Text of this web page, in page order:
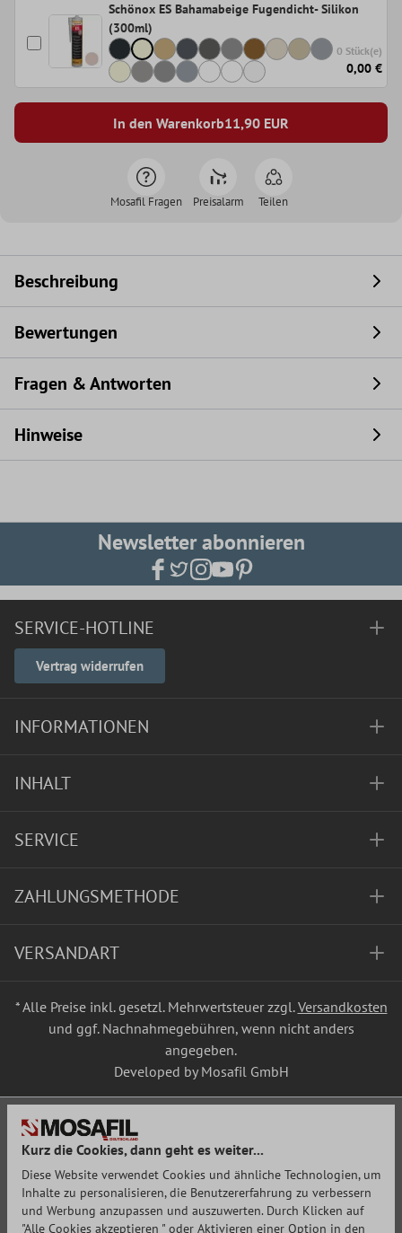
Schönox ES Bahamabeige Fugendicht- Silikon
(300ml)
0 Stück(e)
0,00 €
In den Warenkorb11,90 EUR
Mosafil Fragen Preisalarm Teilen
Beschreibung
Bewertungen
Fragen & Antworten
Hinweise
Newsletter abonnieren
SERVICE-HOTLINE
Vertrag widerrufen
INFORMATIONEN
INHALT
SERVICE
ZAHLUNGSMETHODE
VERSANDART
* Alle Preise inkl. gesetzl. Mehrwertsteuer zzgl.Versandkosten
und ggf. Nachnahmegebühren, wenn nicht anders
angegeben.
Developed by Mosafil GmbH
Kurz die Cookies, dann geht es weiter...
Diese Website verwendet Cookies und ähnliche Technologien, um
Inhalte zu personalisieren, die Benutzererfahrung zu verbessern
und Werbung anzupassen und auszuwerten. Durch Klicken auf
"Alle Cookies akzeptieren " oder Aktivieren einer Option in den